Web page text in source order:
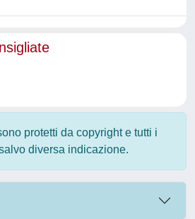
protetti da copyright e tutti i
diversa indicazione.